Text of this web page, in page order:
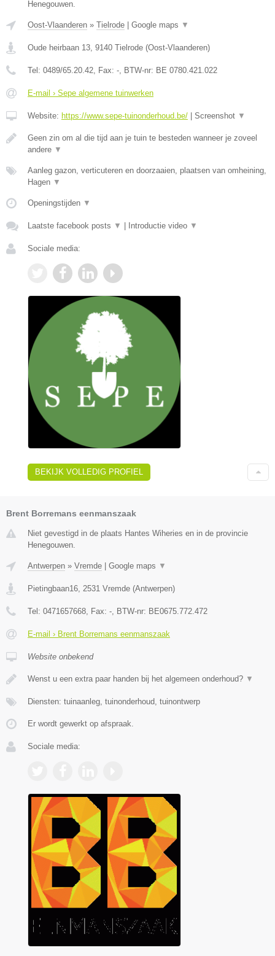
Henegouwen.
Oost-Vlaanderen » Tielrode Google maps ▼
Oude heirbaan 13, 9140 Tielrode (Oost-Vlaanderen)
Tel: 0489/65.20.42, Fax: -, BTW-nr: BE 0780.421.022
E-mail › Sepe algemene tuinwerken
Website: https://www.sepe-tuinonderhoud.be/ Screenshot ▼
Geen zin om al die tijd aan je tuin te besteden wanneer je zoveel
andere ▼
Aanleg gazon, verticuteren en doorzaaien, plaatsen van omheining,
Hagen ▼
Openingstijden ▼
Laatste facebook posts ▼ Introductie video ▼
Sociale media:
BEKIJK VOLLEDIG PROFIEL
Brent Borremans eenmanszaak
Niet gevestigd in de plaats Hantes Wiheries en in de provincie
Henegouwen.
Antwerpen » Vremde Google maps ▼
Pietingbaan16, 2531 Vremde (Antwerpen)
Tel: 0471657668, Fax: -, BTW-nr: BE0675.772.472
E-mail › Brent Borremans eenmanszaak
Website onbekend
Wenst u een extra paar handen bij het algemeen onderhoud? ▼
Diensten: tuinaanleg, tuinonderhoud, tuinontwerp
Er wordt gewerkt op afspraak.
Sociale media: